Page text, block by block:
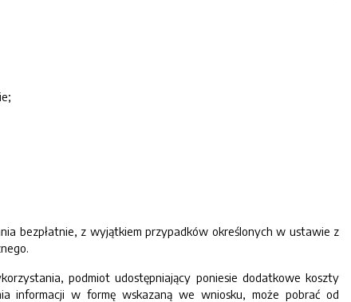
bezpłatnie, z wyjątkiem przypadków określonych w ustawie z
podmiot udostępniający poniesie dodatkowe koszty
informacji w formę wskazaną we wniosku, może pobrać od